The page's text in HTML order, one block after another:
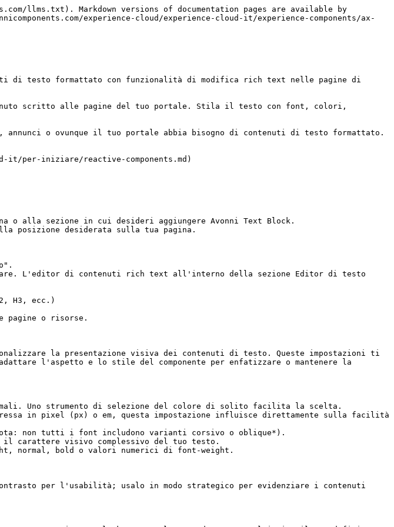
llms.txt). Markdown versions of documentation pages are available by
experience-cloud/experience-cloud-it/experience-components/ax-
di testo formattato con funzionalità di modifica rich text nelle pagine di
scritto alle pagine del tuo portale. Stila il testo con font, colori,
o ovunque il tuo portale abbia bisogno di contenuti di testo formattato.
it/per-iniziare/reactive-components.md)
alla sezione in cui desideri aggiungere Avonni Text Block.
posizione desiderata sulla tua pagina.
L'editor di contenuti rich text all'interno della sezione Editor di testo
la presentazione visiva dei contenuti di testo. Queste impostazioni ti
l'aspetto e lo stile del componente per enfatizzare o mantenere la
Uno strumento di selezione del colore di solito facilita la scelta.
in pixel (px) o em, questa impostazione influisce direttamente sulla facilità
non tutti i font includono varianti corsivo o oblique*).
carattere visivo complessivo del tuo testo.
normal, bold o valori numerici di font-weight.
per l'usabilità; usalo in modo strategico per evidenziare i contenuti